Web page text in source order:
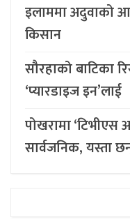
इलाममा अदुवाको
किसान
सौरहाको बाटिका
‘प्यारडाइज इन’लाई
पोखरामा ‘टिभीएस
सार्वजनिक, यस्ता